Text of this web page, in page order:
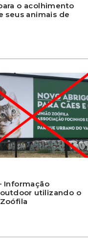
o acolhimento
seus animais de
Informação
utilizando o